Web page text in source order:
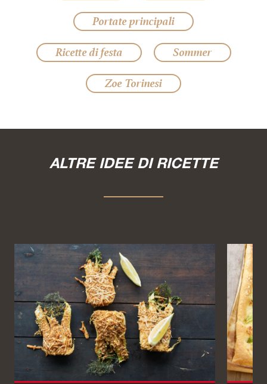
Portate principali
Ricette di festa
Sommer
Zoe Torinesi
ALTRE IDEE DI RICETTE